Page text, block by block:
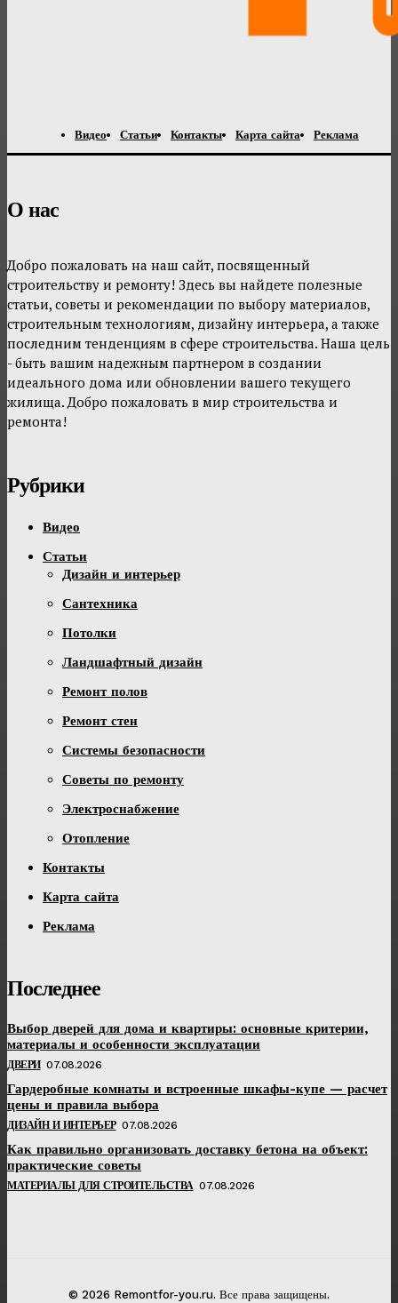
Видео Статьи Контакты Карта сайта Реклама
О нас
Добро пожаловать на наш сайт, посвященный
строительству и ремонту! Здесь вы найдете полезные
статьи, советы и рекомендации по выбору материалов,
строительным технологиям, дизайну интерьера, а также
последним тенденциям в сфере строительства. Наша цель
- быть вашим надежным партнером в создании
идеального дома или обновлении вашего текущего
жилища. Добро пожаловать в мир строительства и
ремонта!
Рубрики
Видео
Статьи
Дизайн и интерьер
Сантехника
Потолки
Ландшафтный дизайн
Ремонт полов
Ремонт стен
Системы безопасности
Советы по ремонту
Электроснабжение
Отопление
Контакты
Карта сайта
Реклама
Последнее
Выбор дверей для дома и квартиры: основные критерии,
материалы и особенности эксплуатации
ДВЕРИ 07.08.2026
Гардеробные комнаты и встроенные шкафы-купе — расчет
цены и правила выбора
ДИЗАЙН И ИНТЕРЬЕР 07.08.2026
Как правильно организовать доставку бетона на объект:
практические советы
МАТЕРИАЛЫ ДЛЯ СТРОИТЕЛЬСТВА 07.08.2026
© 2026 Remontfor-you.ru. Все права защищены.